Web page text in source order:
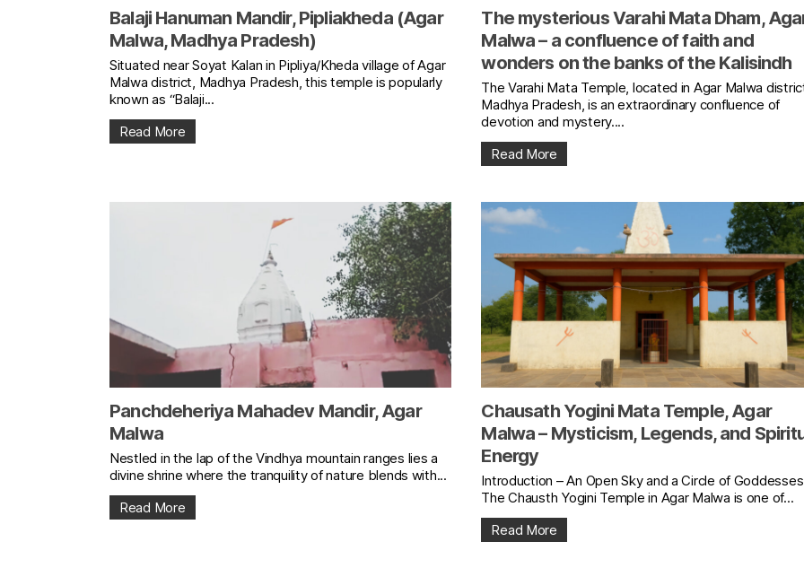
Balaji Hanuman Mandir, Pipliakheda (Agar
Malwa, Madhya Pradesh)
Situated near Soyat Kalan in Pipliya/Kheda village of Agar
Malwa district, Madhya Pradesh, this temple is popularly
known as “Balaji...
Read More
The mysterious Varahi Mata Dham,
Malwa – a confluence of faith and
wonders on the banks of the Kalisindh
The Varahi Mata Temple, located in Agar Malwa
Madhya Pradesh, is an extraordinary confluence of
devotion and mystery....
Read More
Panchdeheriya Mahadev Mandir, Agar
Malwa
Nestled in the lap of the Vindhya mountain ranges lies a
divine shrine where the tranquility of nature blends with...
Read More
Chausath Yogini Mata Temple, Agar
Malwa – Mysticism, Legends, and
Energy
Introduction – An Open Sky and a Circle of Goddesses
The Chausth Yogini Temple in Agar Malwa is one of...
Read More